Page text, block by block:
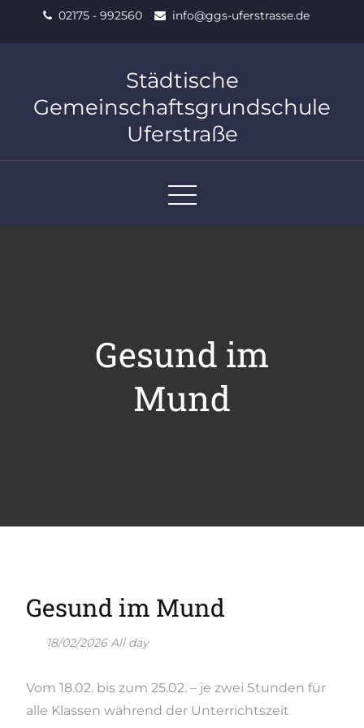
02175 - 992560 info@ggs-uferstrasse.de
Städtische
Gemeinschaftsgrundschule
Uferstraße
Gesund im
Mund
Gesund im Mund
18/02/2026 All day
Vom 18.02. bis zum 25.02. – je zwei Stunden für
alle Klassen während der Unterrichtszeit